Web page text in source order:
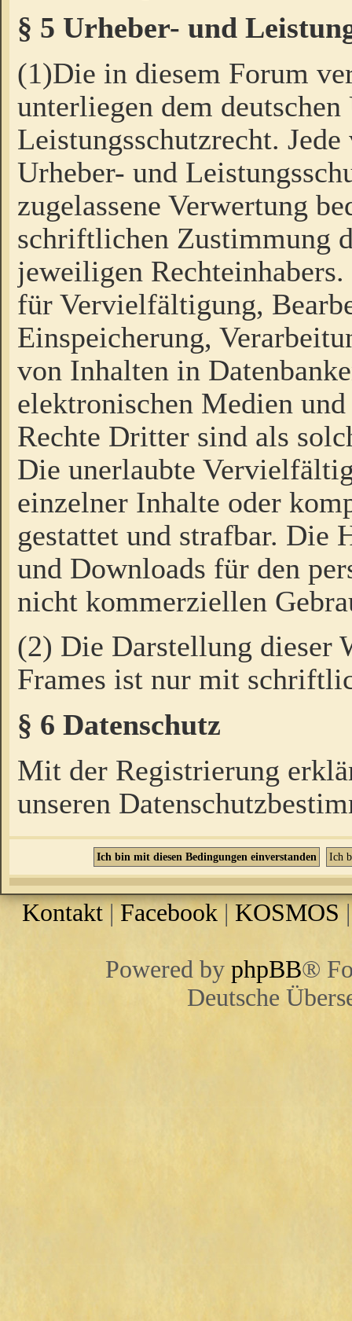
§ 5 Urheber- und
(1)Die in diesem Forum
unterliegen dem
Leistungsschutzrecht.
Urheber- und
zugelassene Verwertung
schriftlichen Zustimmung
jeweiligen
für Vervielfältigung,
Einspeicherung,
von Inhalten in
elektronischen Medien
Rechte Dritter sind als
Die unerlaubte
einzelner Inhalte oder
gestattet und strafbar. Die
und Downloads für den
nicht kommerziellen
(2) Die Darstellung dieser
Frames ist nur mit
§ 6 Datenschutz
Mit der Registrierung
unseren
Kontakt |Facebook | KOSMOS
Powered by phpBB®
Deutsche